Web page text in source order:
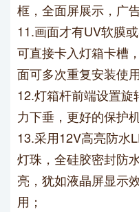
框，全面屏展示，广
11.画面才有UV软膜
可直接卡入灯箱卡槽
面可多次重复安装使
12.灯箱杆前端设置
力下垂，更好的保护
13.采用12V高亮防水
灯珠，全硅胶密封防
亮，犹如液晶屏显示
用；